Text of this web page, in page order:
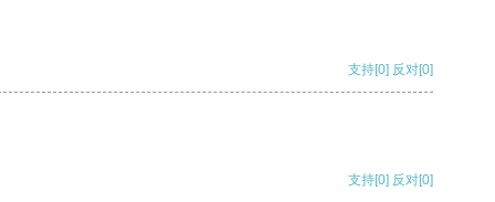
支持[0] 反对[0]
支持[0] 反对[0]